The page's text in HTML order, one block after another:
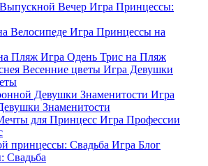
Игра Принцессы:
Игра Принцессы на
Игра Одень Трис на Пляж
Игра Девушки
Игра
Знаменитости
Игра Профессии
Игра Блог
Свадьба